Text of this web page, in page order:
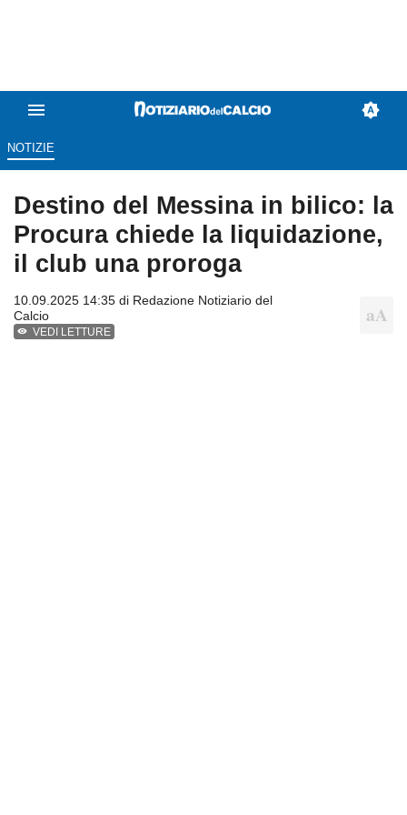
NOTIZIE
Destino del Messina in bilico: la
Procura chiede la liquidazione,
il club una proroga
10.09.2025 14:35 di Redazione Notiziario del
Calcio
VEDI LETTURE